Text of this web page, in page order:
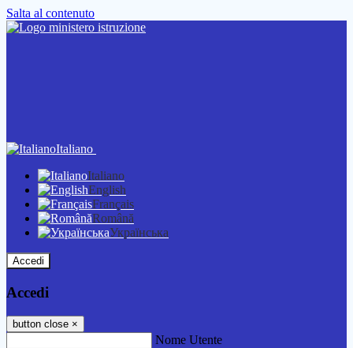
Salta al contenuto
Italiano
Italiano
English
Français
Română
Українська
Accedi
Accedi
button close ×
Nome Utente